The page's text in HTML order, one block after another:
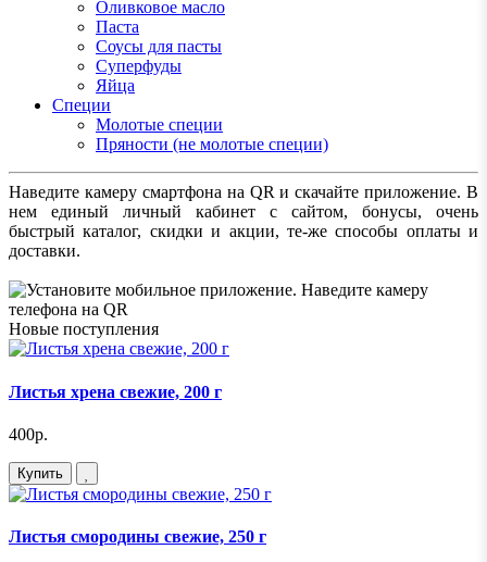
Оливковое масло
Паста
Соусы для пасты
Суперфуды
Яйца
Специи
Молотые специи
Пряности (не молотые специи)
Наведите камеру смартфона на QR и скачайте приложение. В
нем единый личный кабинет с сайтом, бонусы, очень
быстрый каталог, скидки и акции, те-же способы оплаты и
доставки.
Новые поступления
Листья хрена свежие, 200 г
400р.
Купить
Листья смородины свежие, 250 г